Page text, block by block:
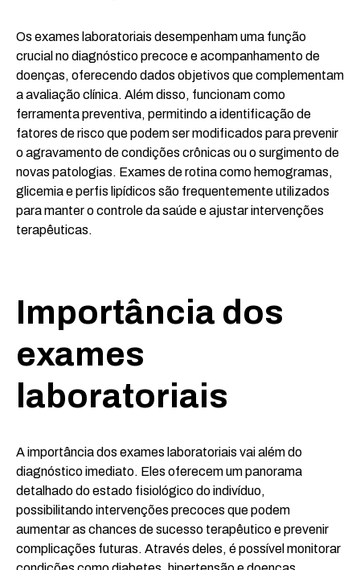
Os exames laboratoriais desempenham uma função
crucial no diagnóstico precoce e acompanhamento de
doenças, oferecendo dados objetivos que complementam
a avaliação clínica. Além disso, funcionam como
ferramenta preventiva, permitindo a identificação de
fatores de risco que podem ser modificados para prevenir
o agravamento de condições crônicas ou o surgimento de
novas patologias. Exames de rotina como hemogramas,
glicemia e perfis lipídicos são frequentemente utilizados
para manter o controle da saúde e ajustar intervenções
terapêuticas.
Importância dos
exames
laboratoriais
A importância dos exames laboratoriais vai além do
diagnóstico imediato. Eles oferecem um panorama
detalhado do estado fisiológico do indivíduo,
possibilitando intervenções precoces que podem
aumentar as chances de sucesso terapêutico e prevenir
complicações futuras. Através deles, é possível monitorar